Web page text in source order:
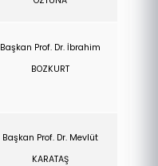
Başkan Prof. Dr. İbrahim
BOZKURT
Başkan Prof. Dr. Mevlüt
KARATAŞ